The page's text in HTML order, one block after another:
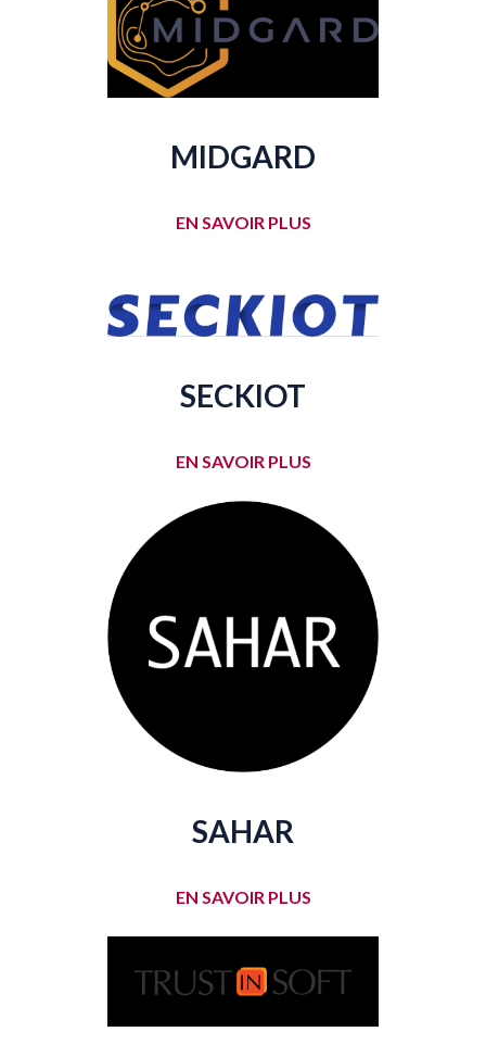
MIDGARD
EN SAVOIR PLUS
SECKIOT
EN SAVOIR PLUS
SAHAR
EN SAVOIR PLUS